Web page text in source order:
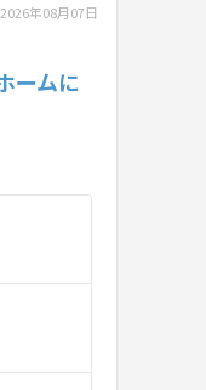
年08月07日
ームに